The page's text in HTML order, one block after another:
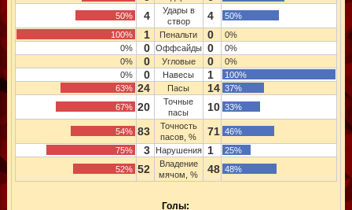
50%
4
Удары в
створ
4
50%
100%
1 Пенальти 0
0%
0%
0 Оффсайды 0
0%
0%
0 Угловые 0
0%
0%
0 Навесы 1
100%
63% 24 Пасы 14 37%
67% 20
Точные
пасы
10 33%
54% 83
Точность
пасов, %
71 46%
75%
3 Нарушения 1
25%
52% 52
Владение
мячом, %
48 48%
Голы: